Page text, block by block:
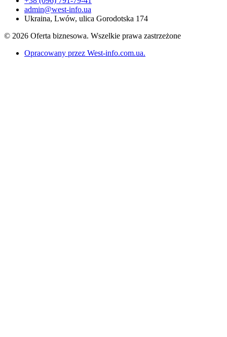
admin@west-info.ua
Ukraina, Lwów, ulica Gorodotska 174
© 2026 Oferta biznesowa. Wszelkie prawa zastrzeżone
Opracowany przez West-info.com.ua.